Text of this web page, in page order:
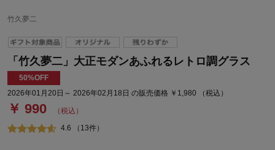
竹久夢二
「竹久夢二」大正モダンあふれるレトロ調グラス
50%OFF
2026年01月20日～ 2026年02月18日 の販売価格 ￥1,980 （税込）
￥ 990 （税込）
4.6 （13件）